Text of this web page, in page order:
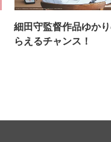
細田守監督作品ゆか
らえるチャンス！